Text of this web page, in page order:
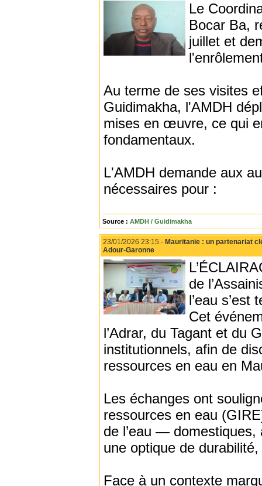
Le
Bocar Ba,
juillet et
Au terme de ses visites
Guidimakha, l'AMDH
mises en œuvre, ce qui
fondamentaux.
L'AMDH demande aux
nécessaires pour :
Source : AMDH / Guidimakha
23/01/2026 23:15 - Mauritanie : un partenariat
Adour-Garonne
de
l’eau
Cet
l’Adrar, du Tagant et du
institutionnels, afin de
ressources en eau en
Les échanges ont
ressources en eau
de l’eau —
une optique de
Face à un contexte